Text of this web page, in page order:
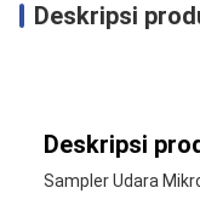
Deskripsi
Deskripsi
Sampler Udara